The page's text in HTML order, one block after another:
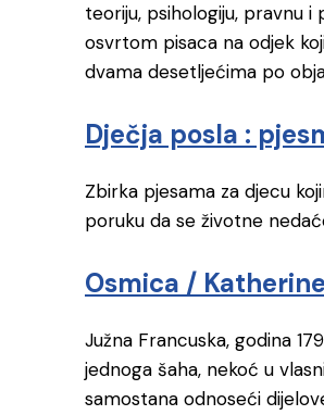
teoriju, psihologiju, pravnu
osvrtom pisaca na odjek
dvama desetljećima po
Dječja posla :
Zbirka pjesama za djecu
poruku da se životne
Osmica /
Južna Francuska, godina
jednoga šaha, nekoć u
samostana odnoseći